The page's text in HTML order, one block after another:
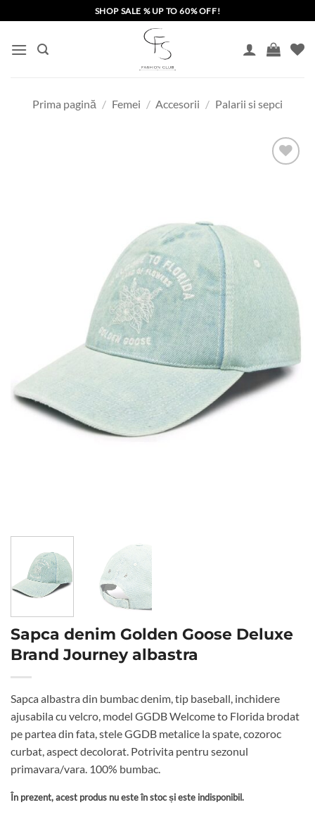
to
content
SHOP SALE % UP TO 60% OFF!
Prima pagină / Femei / Accesorii / Palarii si sepci
Sapca denim Golden Goose Deluxe
Brand Journey albastra
Sapca albastra din bumbac denim, tip baseball, inchidere
ajusabila cu velcro, model GGDB Welcome to Florida brodat
pe partea din fata, stele GGDB metalice la spate, cozoroc
curbat, aspect decolorat. Potrivita pentru sezonul
primavara/vara. 100% bumbac.
În prezent, acest produs nu este în stoc și este indisponibil.